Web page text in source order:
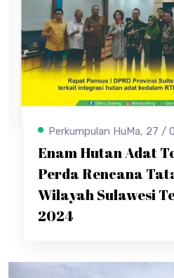
Perkumpulan HuMa, 27 /
Enam Hutan Adat
Perda Rencana
Wilayah Sulawesi
2024